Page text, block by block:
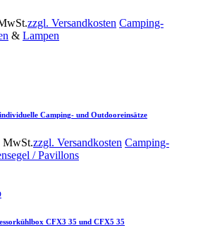
zzgl. Versandkosten Camping-
& Lampen
Camping- und Outdooreinsätze
MwSt.zzgl. Versandkosten Camping-
/ Pavillons
CFX3 35 und CFX5 35